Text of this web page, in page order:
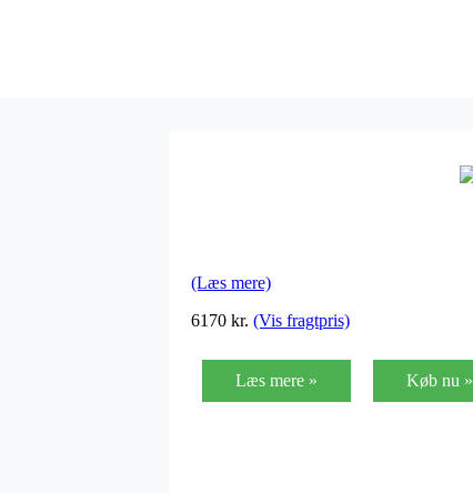
(Læs mere)
6170 kr. (Vis fragtpris)
Læs mere » Køb nu »